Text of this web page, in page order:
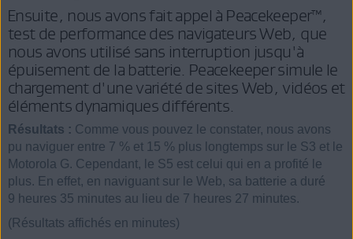
Ensuite, nous avons fait appel à Peacekeeper™,
test de performance des navigateurs Web, que
nous avons utilisé sans interruption jusqu'à
épuisement de la batterie. Peacekeeper simule le
chargement d'une variété de sites Web, vidéos et
éléments dynamiques différents.
Résultats : Comme vous pouvez le constater, nous avons
pu naviguer entre 7 % et 15 % plus longtemps sur le S3 et le
Motorola G. Cependant, le S5 est celui qui en a profité le
plus. En effet, en naviguant sur le Web, sa batterie a duré
9 heures 35 minutes au lieu de 7 heures 27 minutes.
(Résultats affichés en minutes)